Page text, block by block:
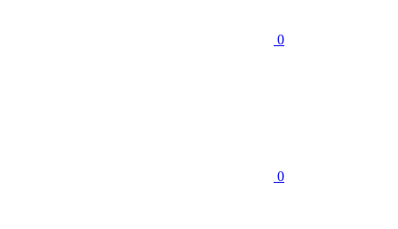
0
0